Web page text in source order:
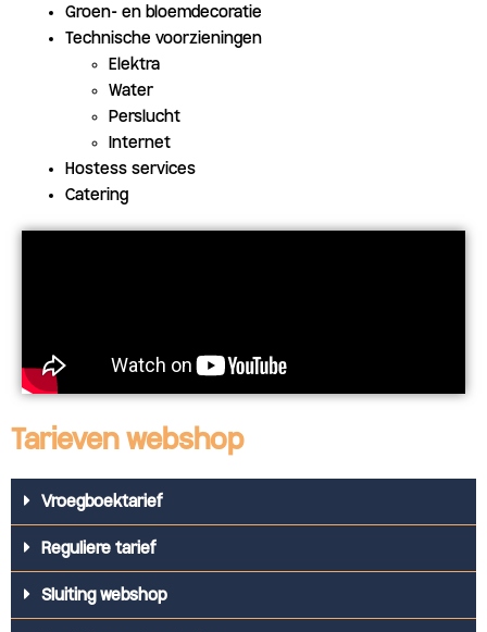
Groen- en bloemdecoratie
Technische voorzieningen
Elektra
Water
Perslucht
Internet
Hostess services
Catering
Tarieven webshop
Vroegboektarief
Reguliere tarief
Sluiting webshop